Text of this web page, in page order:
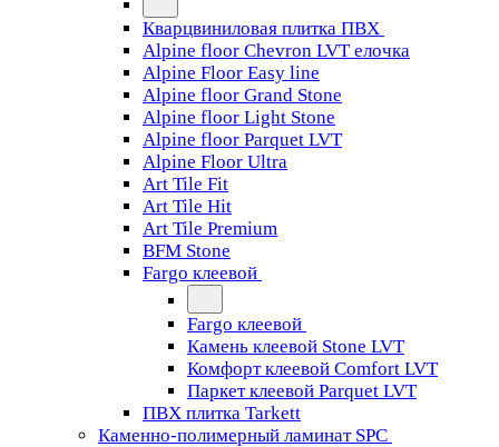
Кварцвиниловая плитка ПВХ
Alpine floor Chevron LVT елочка
Alpine Floor Easy line
Alpine floor Grand Stone
Alpine floor Light Stone
Alpine floor Parquet LVT
Alpine Floor Ultra
Art Tile Fit
Art Tile Hit
Art Tile Premium
BFM Stone
Fargo клеевой
Fargo клеевой
Камень клеевой Stone LVT
Комфорт клеевой Comfort LVT
Паркет клеевой Parquet LVT
ПВХ плитка Tarkett
Каменно-полимерный ламинат SPC